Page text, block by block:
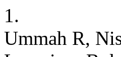
1.
Ummah R,